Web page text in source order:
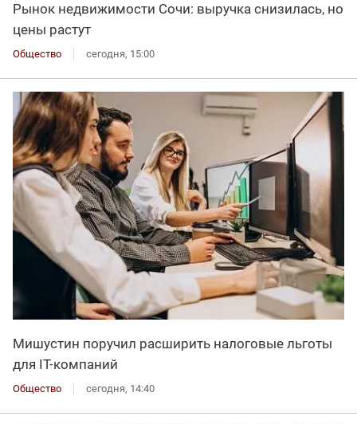
Рынок недвижимости Сочи: выручка снизилась, но
цены растут
Общество сегодня, 15:00
Мишустин поручил расширить налоговые льготы
для IT-компаний
Общество сегодня, 14:40